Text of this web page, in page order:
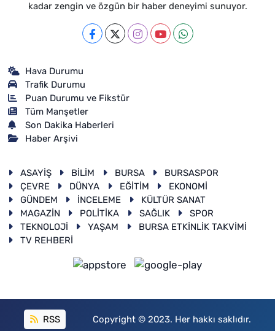
kadar zengin ve özgün bir haber deneyimi sunuyor.
Hava Durumu
Trafik Durumu
Puan Durumu ve Fikstür
Tüm Manşetler
Son Dakika Haberleri
Haber Arşivi
ASAYİŞ BİLİM BURSA
BURSASPOR
ÇEVRE
DÜNYA EĞİTİM
EKONOMİ
GÜNDEM
İNCELEME
KÜLTÜR SANAT
MAGAZİN
POLİTİKA SAĞLIK
SPOR
TEKNOLOJİ
YAŞAM
BURSA ETKİNLİK TAKVİMİ
TV REHBERİ
RSS Copyright © 2023. Her hakkı saklıdır.